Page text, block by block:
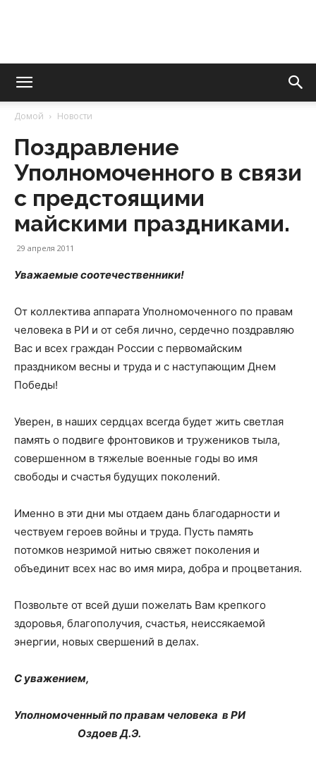
Уполномоченный
в
Ингушетия
Домой Новости
Поздравление
Уполномоченного в связи
с предстоящими
майскими праздниками.
29 апреля 2011
Уважаемые соотечественники!
От коллектива аппарата Уполномоченного по правам
человека в РИ и от себя лично, сердечно поздравляю
Вас и всех граждан России с первомайским
праздником весны и труда и с наступающим Днем
Победы!
Уверен, в наших сердцах всегда будет жить светлая
память о подвиге фронтовиков и тружеников тыла,
совершенном в тяжелые военные годы во имя
свободы и счастья будущих поколений.
Именно в эти дни мы отдаем дань благодарности и
чествуем героев войны и труда. Пусть память
потомков незримой нитью свяжет поколения и
объединит всех нас во имя мира, добра и процветания.
Позвольте от всей души пожелать Вам крепкого
здоровья, благополучия, счастья, неиссякаемой
энергии, новых свершений в делах.
С уважением,
Уполномоченный по правам человека в РИ
Оздоев Д.Э.